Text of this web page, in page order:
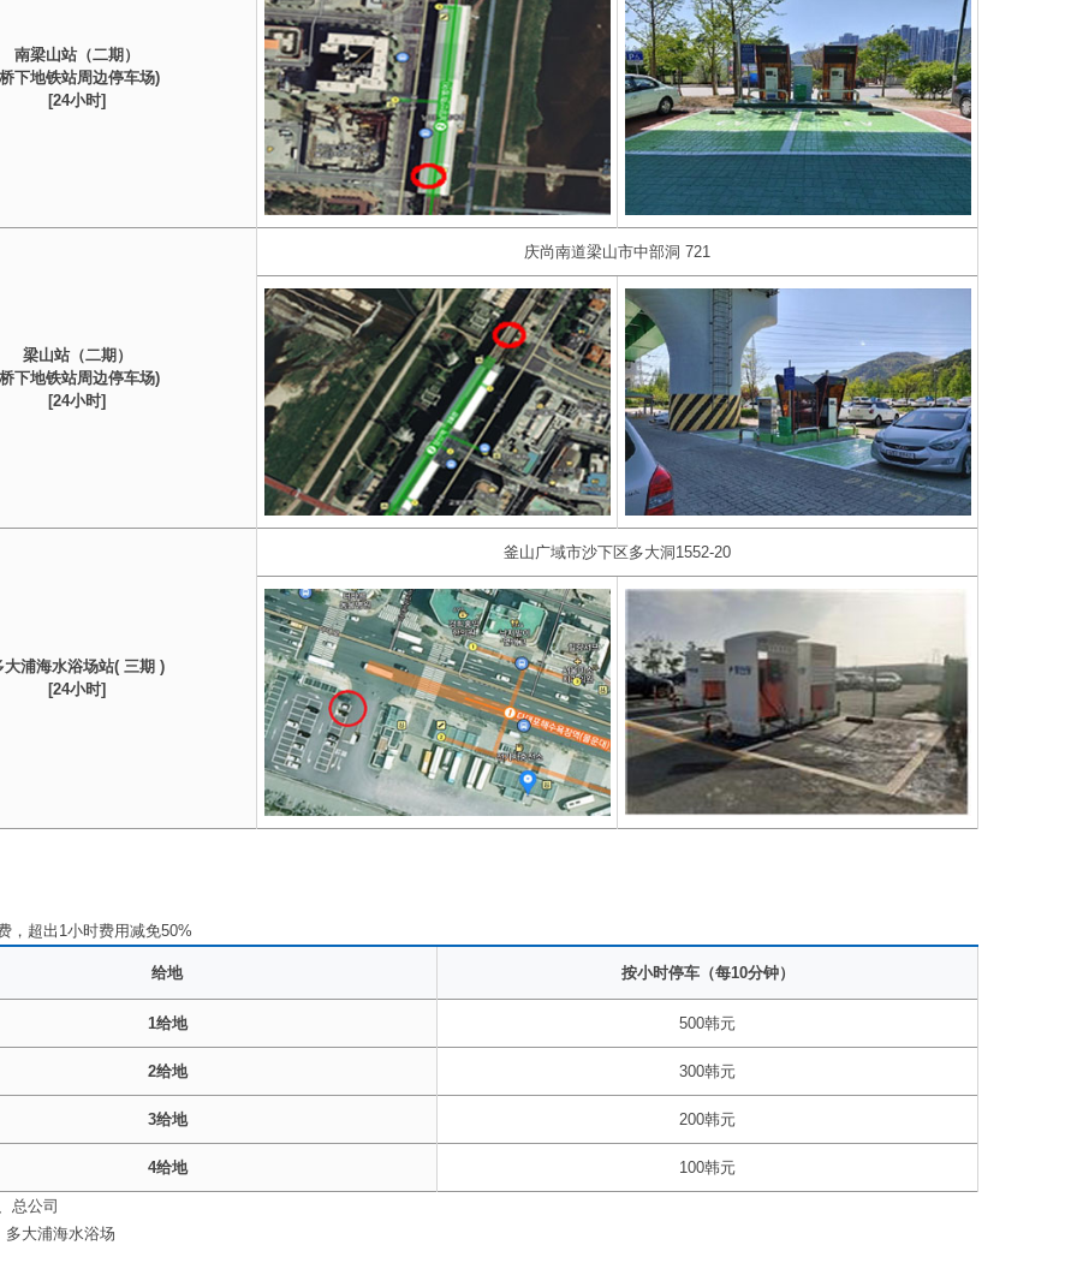
南梁山站（二期）
下地铁站周边停车场)
[24小时]
梁山站（二期）
下地铁站周边停车场)
[24小时]
庆尚南道梁山市中部洞 721
大浦海水浴场站( 三期 )
[24小时]
釜山广域市沙下区多大洞1552-20
，超出1小时费用减免50%
给地 按小时停车（每10分钟）
1给地 500韩元
2给地 300韩元
3给地 200韩元
4给地 100韩元
总公司
多大浦海水浴场